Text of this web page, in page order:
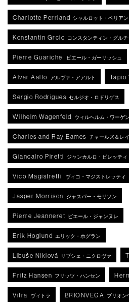
Charlotte Perriand シャルロット・ペリアン
Konstantin Grcic コンスタンティン・グル
Pierre Guariche ピエール・ガーリッシュ
Alvar Aalto アルヴァ・アアルト Tapio
Sergio Rodrigues セルジオ・ロドリゲス
Wilhelm Wagenfeld ウィルヘルム・ワーゲ
Charles and Ray Eames チャールズ＆レ
Giancalro Piretti ジャンカルロ・ピレッティ
Vico Magistretti ヴィコ・マジストレッティ
Jasper Morrison ジャスパー・モリソン
Pierre Jeanneret ピエール・ジャンヌレ
Erik Hoglund エリック・ホグラン
Libuše Niklová リブシェ・ニクロヴァ
Fritz Hansen フリッツ・ハンセン
Vitra ヴィトラ BRIONVEGA ブリオン